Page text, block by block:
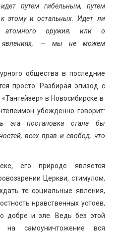
путем гибельным, путем
этому и остальных. Идет ли
атомного оружия, или о
явлениях, — мы не можем
общества в последние
просто. Разбирая эпизод с
в Новосибирске в
убежденно говорит:
эта постановка стала бы
всех прав и свобод, что
его природе является
Церкви, стимулом,
те социальные явления,
нравственных устоев,
добре и зле. Ведь без этой
на самоуничтожение вся